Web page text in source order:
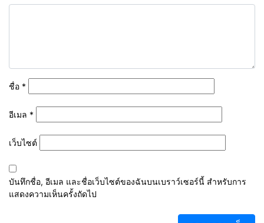
ชื่อ *
อีเมล *
เว็บไซต์
บันทึกชื่อ, อีเมล และชื่อเว็บไซต์ของฉันบนเบราว์เซอร์นี้ สำหรับการ
แสดงความเห็นครั้งถัดไป